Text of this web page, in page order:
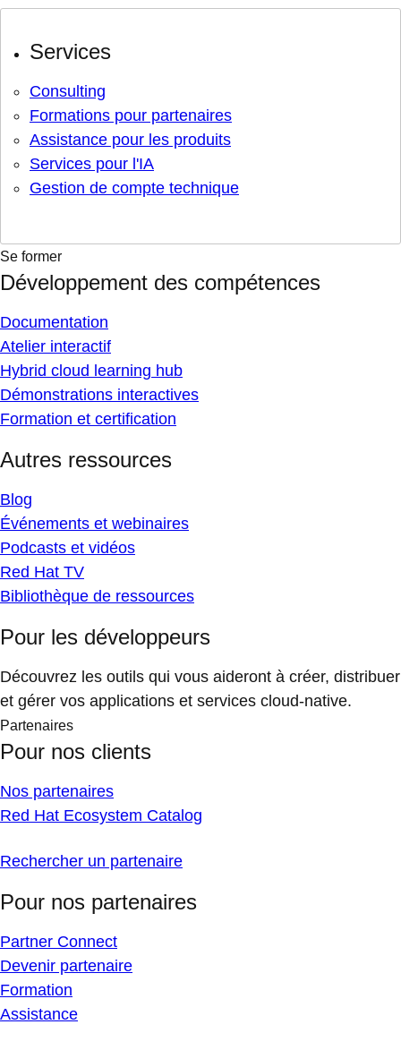
Services
Consulting
Formations pour partenaires
Assistance pour les produits
Services pour l'IA
Gestion de compte technique
Se former
Développement des compétences
Documentation
Atelier interactif
Hybrid cloud learning hub
Démonstrations interactives
Formation et certification
Autres ressources
Blog
Événements et webinaires
Podcasts et vidéos
Red Hat TV
Bibliothèque de ressources
Pour les développeurs
Découvrez les outils qui vous aideront à créer, distribuer
et gérer vos applications et services cloud-native.
Partenaires
Pour nos clients
Nos partenaires
Red Hat Ecosystem Catalog
Rechercher un partenaire
Pour nos partenaires
Partner Connect
Devenir partenaire
Formation
Assistance